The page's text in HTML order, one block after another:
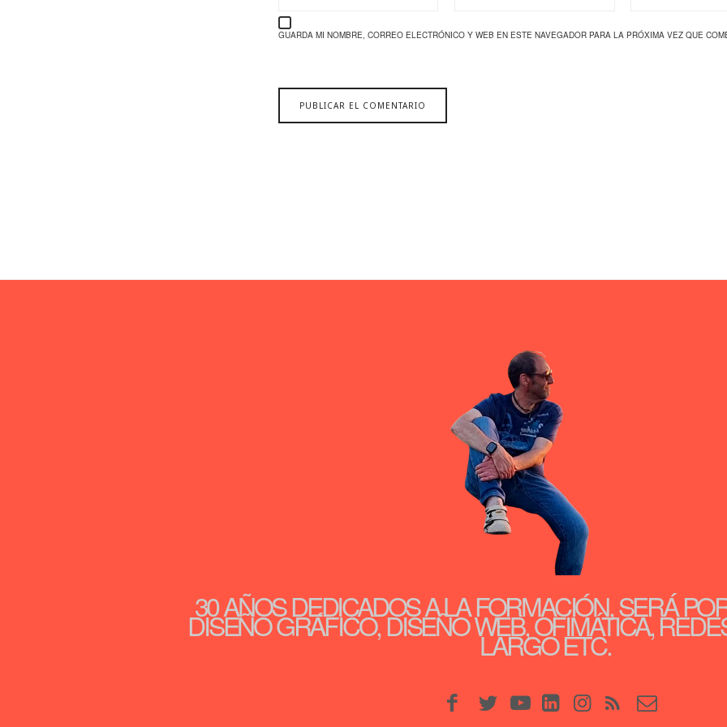
GUARDA MI NOMBRE, CORREO ELECTRÓNICO Y WEB EN ESTE NAVEGADOR PARA LA PRÓXIMA VEZ QUE
30 AÑOS DEDICADOS A LA FORMACIÓN, SERÁ
DISEÑO GRÁFICO, DISEÑO WEB, OFIMÁTICA,
LARGO ETC.